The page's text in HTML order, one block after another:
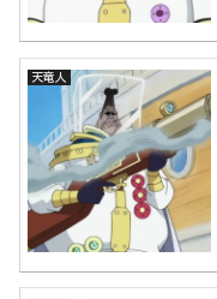
天竜人